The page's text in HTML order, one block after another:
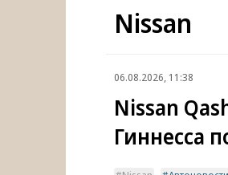
Nissan
06.08.2026, 11:38
Nissan
Гиннесса